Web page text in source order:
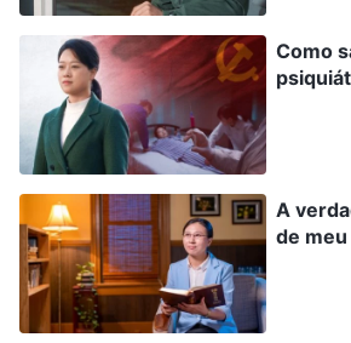
parecesse que sua família a
na realidade, isso era Satanás
perturbação de sua família para
abandonar e trair a Deus,
perder sua oportunidade de
mesmo insidioso e malicioso!
destino de todos está nas mãos
coisas que devemos
devemos sofrer na vida foram
Como
A
de meu